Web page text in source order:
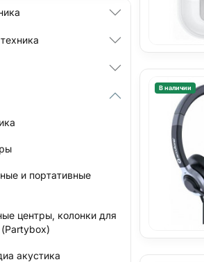
и портативные
центры, колонки для
акустика
В наличии